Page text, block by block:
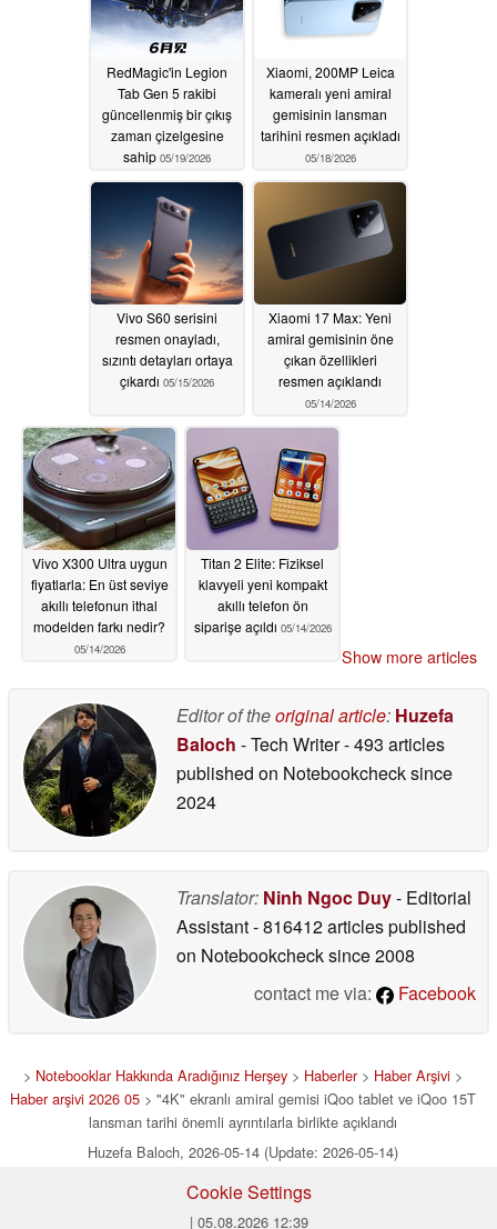
RedMagic'in Legion
Tab Gen 5 rakibi
güncellenmiş bir çıkış
zaman çizelgesine
sahip 05/19/2026
Xiaomi, 200MP Leica
kameralı yeni amiral
gemisinin lansman
tarihini resmen açıkladı
05/18/2026
Vivo S60 serisini
resmen onayladı,
sızıntı detayları ortaya
çıkardı 05/15/2026
Xiaomi 17 Max: Yeni
amiral gemisinin öne
çıkan özellikleri
resmen açıklandı
05/14/2026
Vivo X300 Ultra uygun
fiyatlarla: En üst seviye
akıllı telefonun ithal
modelden farkı nedir?
05/14/2026
Titan 2 Elite: Fiziksel
klavyeli yeni kompakt
akıllı telefon ön
siparişe açıldı 05/14/2026
Show more articles
Editor of theoriginal article: Huzefa
Baloch - Tech Writer- 493 articles
published on Notebookchecksince
2024
Translator: Ninh Ngoc Duy- Editorial
Assistant- 816412 articles published
on Notebookchecksince 2008
contact me via:
Facebook
> Notebooklar Hakkında Aradığınız Herşey > Haberler> Haber Arşivi >
Haber arşivi 2026 05 > "4K" ekranlı amiral gemisi iQoo tablet ve iQoo 15T
lansman tarihi önemli ayrıntılarla birlikte açıklandı
Huzefa Baloch, 2026-05-14 (Update: 2026-05-14)
Cookie Settings
| 05.08.2026 12:39